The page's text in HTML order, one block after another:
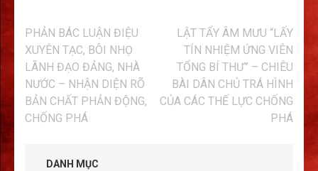
Điều
hướng
bài
viết
PHẢN BÁC LUẬN ĐIỆU
XUYÊN TẠC, BÔI NHỌ
LÃNH ĐẠO ĐẢNG, NHÀ
NƯỚC – NHẬN DIỆN RÕ
BẢN CHẤT PHẢN ĐỘNG,
CHỐNG PHÁ
LẬT TẨY ÂM MƯU “LẤY
TÍN NHIỆM ỨNG VIÊN
TỔNG BÍ THƯ” – CHIÊU
BÀI DÂN CHỦ TRÁ HÌNH
CỦA CÁC THẾ LỰC CHỐNG
PHÁ
DANH MỤC